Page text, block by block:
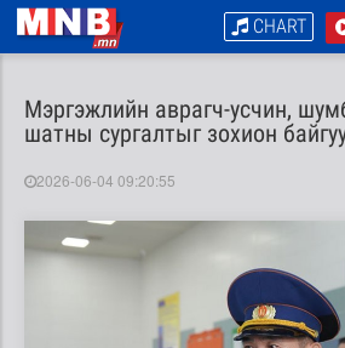
CHART
Мэргэжлийн аврагч-усчин,
шатны сургалтыг зохион
2026-06-04 09:20:55